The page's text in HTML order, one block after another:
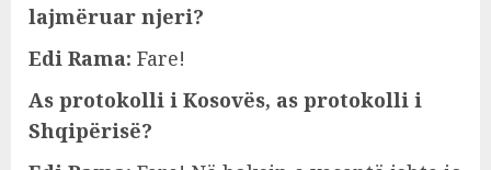
lajmëruar njeri?
Edi Rama: Fare!
As protokolli i Kosovës, as protokolli i
Shqipërisë?